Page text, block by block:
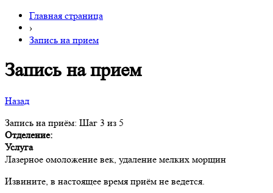
Главная страница
›
Запись на прием
Запись на прием
Назад
Запись на приём: Шаг 3 из 5
Отделение:
Услуга
Лазерное омоложение век, удаление мелких морщин
Извините, в настоящее время приём не ведется.